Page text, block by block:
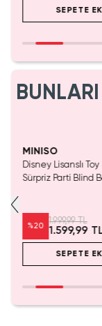
SEPETE
MINISO
Disney Lisanslı Toy
Sürpriz Parti Blind
%20
1.999,99 TL
1.599,99
SEPETE